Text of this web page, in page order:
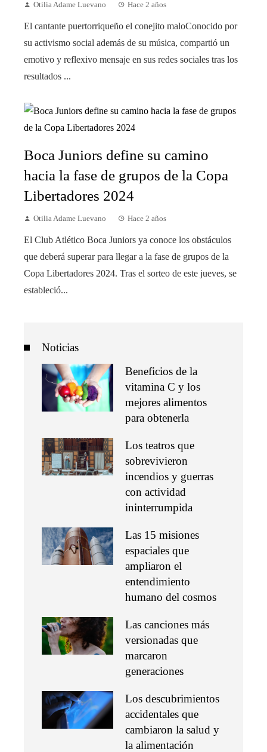
Otilia Adame Luevano Hace 2 años
El cantante puertorriqueño el conejito maloConocido por
su activismo social además de su música, compartió un
emotivo y reflexivo mensaje en sus redes sociales tras los
resultados ...
Boca Juniors define su camino
hacia la fase de grupos de la Copa
Libertadores 2024
Otilia Adame Luevano Hace 2 años
El Club Atlético Boca Juniors ya conoce los obstáculos
que deberá superar para llegar a la fase de grupos de la
Copa Libertadores 2024. Tras el sorteo de este jueves, se
estableció...
Noticias
Beneficios de la
vitamina C y los
mejores alimentos
para obtenerla
Los teatros que
sobrevivieron
incendios y guerras
con actividad
ininterrumpida
Las 15 misiones
espaciales que
ampliaron el
entendimiento
humano del cosmos
Las canciones más
versionadas que
marcaron
generaciones
Los descubrimientos
accidentales que
cambiaron la salud y
la alimentación